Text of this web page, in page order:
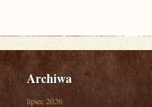
Archiwa
lipiec 2026